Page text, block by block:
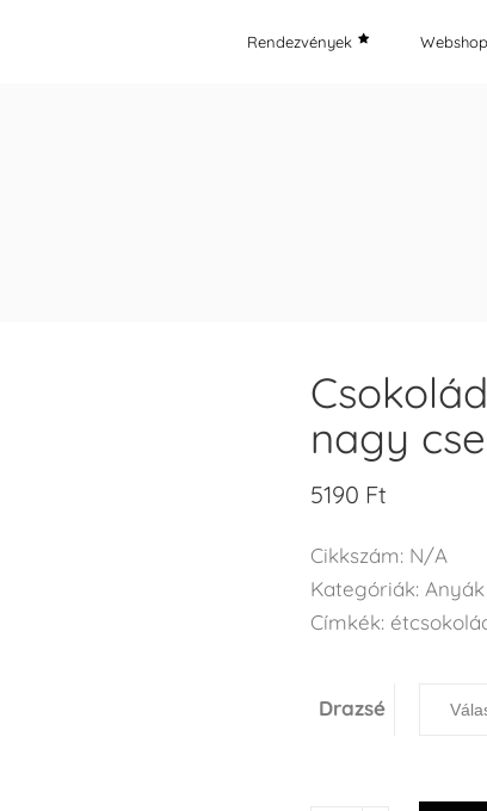
Rendezvények Webshop
nagy
5190 Ft
Cikkszám: N/A
Kategóriák:
Címkék:
Drazsé